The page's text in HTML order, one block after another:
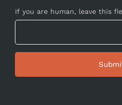
If you are human, leave this